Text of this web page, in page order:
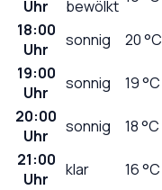
Uhr
bewölkt
18:00
Uhr
sonnig 20°C
19:00
Uhr
sonnig 19°C
20:00
Uhr
sonnig 18°C
21:00
Uhr
klar 16°C